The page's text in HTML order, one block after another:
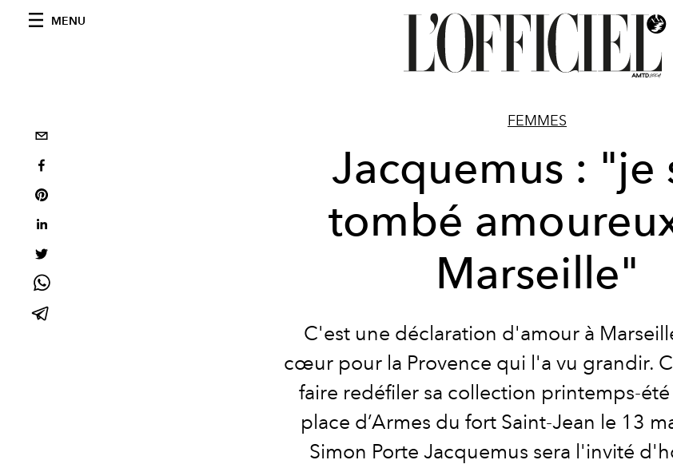
MENU
FEMMES
Jacquemus : "je
tombé
Marseille"
C'est une déclaration d'amour à
cœur pour la Provence qui l'a vu grandir.
faire redéfiler sa collection printemps-
place d’Armes du fort Saint-Jean le 13
Simon Porte Jacquemus sera l'invité